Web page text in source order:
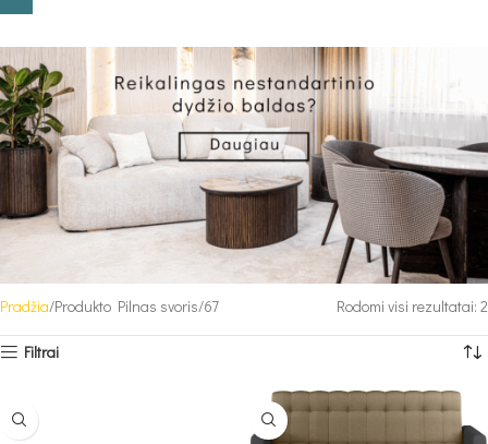
Pradžia Produkto Pilnas svoris 67 Rodomi visi rezultatai: 2
Filtrai